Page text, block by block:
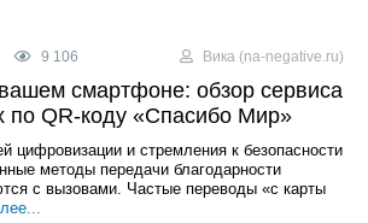
9 106 Вика (na-negative.ru)
смартфоне: обзор сервиса
по QR-коду «Спасибо Мир»
цифровизации и стремления к безопасности
методы передачи благодарности
с вызовами. Частые переводы «с карты